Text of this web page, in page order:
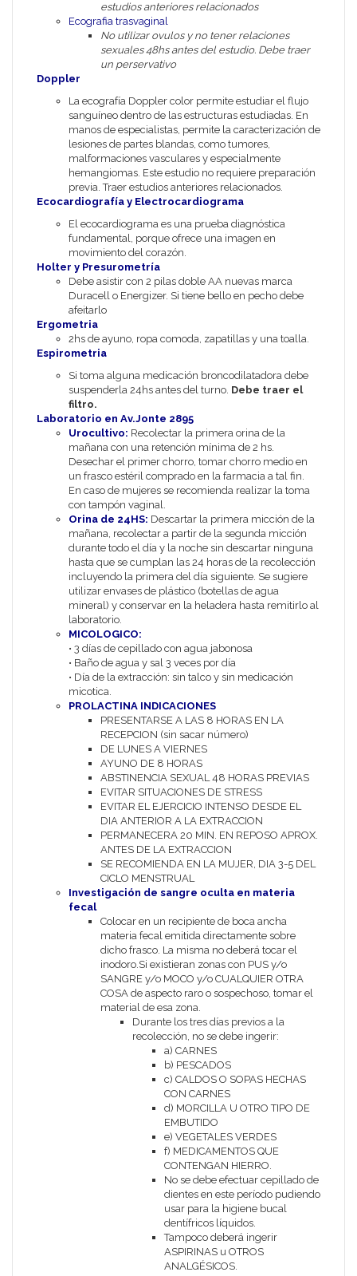
estudios anteriores relacionados
Ecografia trasvaginal
No utilizar ovulos y no tener relaciones
sexuales 48hs antes del estudio. Debe traer
un perservativo
Doppler
La ecografía Doppler color permite estudiar el flujo
sanguíneo dentro de las estructuras estudiadas. En
manos de especialistas, permite la caracterización de
lesiones de partes blandas, como tumores,
malformaciones vasculares y especialmente
hemangiomas. Este estudio no requiere preparación
previa. Traer estudios anteriores relacionados.
Ecocardiografía y Electrocardiograma
El ecocardiograma es una prueba diagnóstica
fundamental, porque ofrece una imagen en
movimiento del corazón.
Holter y Presurometría
Debe asistir con 2 pilas doble AA nuevas marca
Duracell o Energizer. Si tiene bello en pecho debe
afeitarlo
Ergometria
2hs de ayuno, ropa comoda, zapatillas y una toalla.
Espirometria
Si toma alguna medicación broncodilatadora debe
suspenderla 24hs antes del turno. Debe traer el
filtro.
Laboratorio en Av.Jonte 2895
Urocultivo: Recolectar la primera orina de la
mañana con una retención mínima de 2 hs.
Desechar el primer chorro, tomar chorro medio en
un frasco estéril comprado en la farmacia a tal fin.
En caso de mujeres se recomienda realizar la toma
con tampón vaginal.
Orina de 24HS: Descartar la primera micción de la
mañana, recolectar a partir de la segunda micción
durante todo el día y la noche sin descartar ninguna
hasta que se cumplan las 24 horas de la recolección
incluyendo la primera del día siguiente. Se sugiere
utilizar envases de plástico (botellas de agua
mineral) y conservar en la heladera hasta remitirlo al
laboratorio.
MICOLOGICO:
• 3 días de cepillado con agua jabonosa
• Baño de agua y sal 3 veces por día
• Día de la extracción: sin talco y sin medicación
micotica.
PROLACTINA INDICACIONES
PRESENTARSE A LAS 8 HORAS EN LA
RECEPCION (sin sacar número)
DE LUNES A VIERNES
AYUNO DE 8 HORAS
ABSTINENCIA SEXUAL 48 HORAS PREVIAS
EVITAR SITUACIONES DE STRESS
EVITAR EL EJERCICIO INTENSO DESDE EL
DIA ANTERIOR A LA EXTRACCION
PERMANECERA 20 MIN. EN REPOSO APROX.
ANTES DE LA EXTRACCION
SE RECOMIENDA EN LA MUJER, DIA 3-5 DEL
CICLO MENSTRUAL
Investigación de sangre oculta en materia
fecal
Colocar en un recipiente de boca ancha
materia fecal emitida directamente sobre
dicho frasco. La misma no deberá tocar el
inodoro.Si existieran zonas con PUS y/o
SANGRE y/o MOCO y/o CUALQUIER OTRA
COSA de aspecto raro o sospechoso, tomar el
material de esa zona.
Durante los tres días previos a la
recolección, no se debe ingerir:
a) CARNES
b) PESCADOS
c) CALDOS O SOPAS HECHAS
CON CARNES
d) MORCILLA U OTRO TIPO DE
EMBUTIDO
e) VEGETALES VERDES
f) MEDICAMENTOS QUE
CONTENGAN HIERRO.
No se debe efectuar cepillado de
dientes en este período pudiendo
usar para la higiene bucal
dentífricos líquidos.
Tampoco deberá ingerir
ASPIRINAS u OTROS
ANALGÉSICOS.